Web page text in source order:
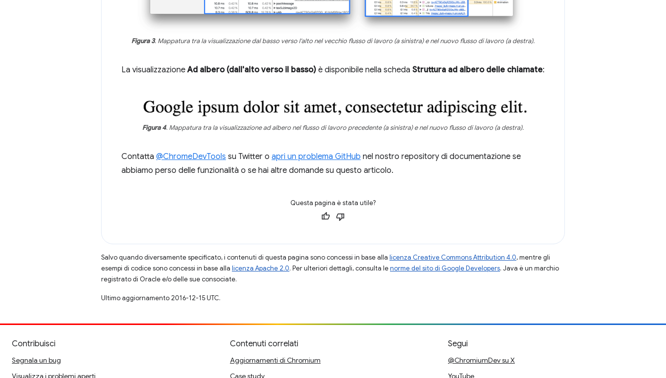
Figura 3. Mappatura tra la visualizzazione dal basso verso l'alto nel vecchio flusso di lavoro (a sinistra) e nel nuovo flusso di lavoro (a destra).
La visualizzazioneAd albero (dall'alto verso il basso) è disponibile nella scheda Struttura ad albero delle chiamate:
Figura 4. Mappatura tra la visualizzazione ad albero nel flusso di lavoro precedente (a sinistra) e nel nuovo flusso di lavoro (a destra).
Contatta @ChromeDevTools su Twitter o apri un problema GitHub nel nostro repository di documentazione se
abbiamo perso delle funzionalità o se hai altre domande su questo articolo.
Questa pagina è stata utile?
Salvo quando diversamente specificato, i contenuti di questa pagina sono concessi in base alla licenza Creative Commons Attribution 4.0, mentre gli
esempi di codice sono concessi in base alla licenza Apache 2.0. Per ulteriori dettagli, consulta lenorme del sito di Google Developers. Java è un marchio
registrato di Oracle e/o delle sue consociate.
Ultimo aggiornamento 2016-12-15 UTC.
Contribuisci
Segnala un bug
Visualizza i problemi aperti
Contenuti correlati
Aggiornamenti di Chromium
Case study
Segui
@ChromiumDev su X
YouTube